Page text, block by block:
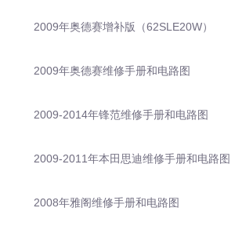
2009年奥德赛增补版（62SLE20W）
2009年奥德赛维修手册和电路图
2009-2014年锋范维修手册和电路图
2009-2011年本田思迪维修手册和电路图
2008年雅阁维修手册和电路图